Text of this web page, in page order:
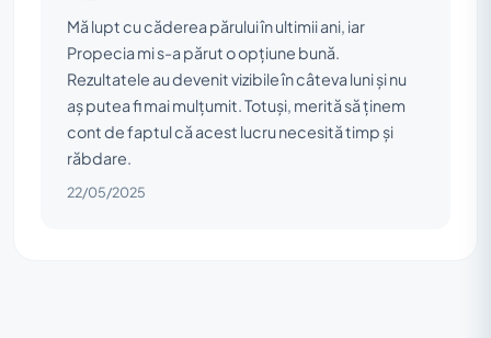
Mă lupt cu căderea părului în ultimii ani, iar
Propecia mi s-a părut o opțiune bună.
Rezultatele au devenit vizibile în câteva luni și nu
aș putea fi mai mulțumit. Totuși, merită să ținem
cont de faptul că acest lucru necesită timp și
răbdare.
22/05/2025